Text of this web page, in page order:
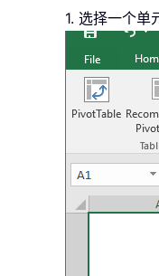
1. 选择一个单